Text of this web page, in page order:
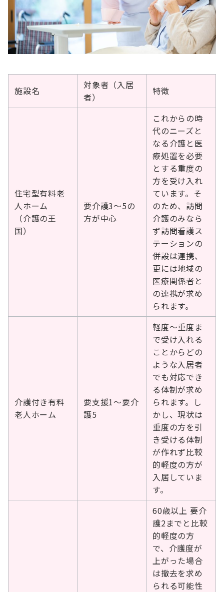
施設名
対象者（入居
者）
特徴
住宅型有料老
人ホーム
（介護の王
国）
要介護3～5の
方が中心
これからの時
代のニーズと
なる介護と医
療処置を必要
とする重度の
方を受け入れ
ています。そ
のため、訪問
介護のみなら
ず訪問看護ス
テーションの
併設は連携、
更には地域の
医療関係者と
の連携が求め
られます。
介護付き有料
老人ホーム
要支援1～要介
護5
軽度～重度ま
で受け入れる
ことからどの
ような入居者
でも対応でき
る体制が求め
られます。し
かし、現状は
重度の方を引
き受ける体制
が作れず比較
的軽度の方が
入居していま
す。
60歳以上 要介
護2までと比較
的軽度の方
で、介護度が
上がった場合
は撤去を求め
られる可能性